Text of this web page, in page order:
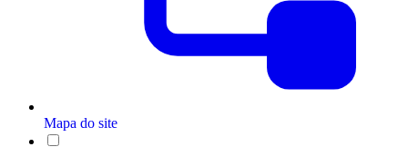
Mapa do site